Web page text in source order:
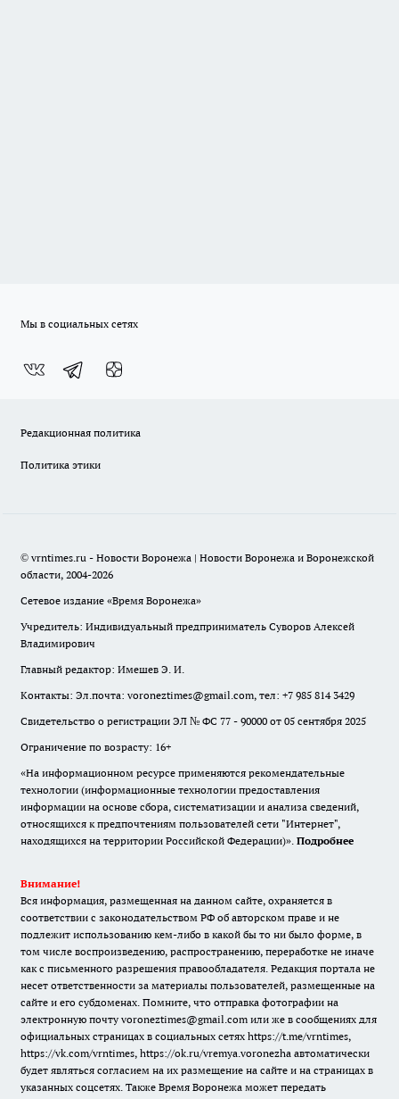
Мы в социальных сетях
Редакционная политика
Политика этики
© vrntimes.ru - Новости Воронежа | Новости Воронежа и Воронежской
области, 2004-2026
Сетевое издание «Время Воронежа»
Учредитель: Индивидуальный предприниматель Суворов Алексей
Владимирович
Главный редактор: Имешев Э. И.
Контакты: Эл.почта: voroneztimes@gmail.com, тел: +7 985 814 3429
Свидетельство о регистрации ЭЛ № ФС 77 - 90000 от 05 сентября 2025
Ограничение по возрасту: 16+
«На информационном ресурсе применяются рекомендательные
технологии (информационные технологии предоставления
информации на основе сбора, систематизации и анализа сведений,
относящихся к предпочтениям пользователей сети "Интернет",
находящихся на территории Российской Федерации)». Подробнее
Внимание!
Вся информация, размещенная на данном сайте, охраняется в
соответствии с законодательством РФ об авторском праве и не
подлежит использованию кем-либо в какой бы то ни было форме, в
том числе воспроизведению, распространению, переработке не иначе
как с письменного разрешения правообладателя. Редакция портала не
несет ответственности за материалы пользователей, размещенные на
сайте и его субдоменах. Помните, что отправка фотографии на
электронную почту voroneztimes@gmail.com или же в сообщениях для
официальных страницах в социальных сетях https://t.me/vrntimes,
https://vk.com/vrntimes, https://ok.ru/vremya.voronezha автоматически
будет являться согласием на их размещение на сайте и на страницах в
указанных соцсетях. Также Время Воронежа может передать